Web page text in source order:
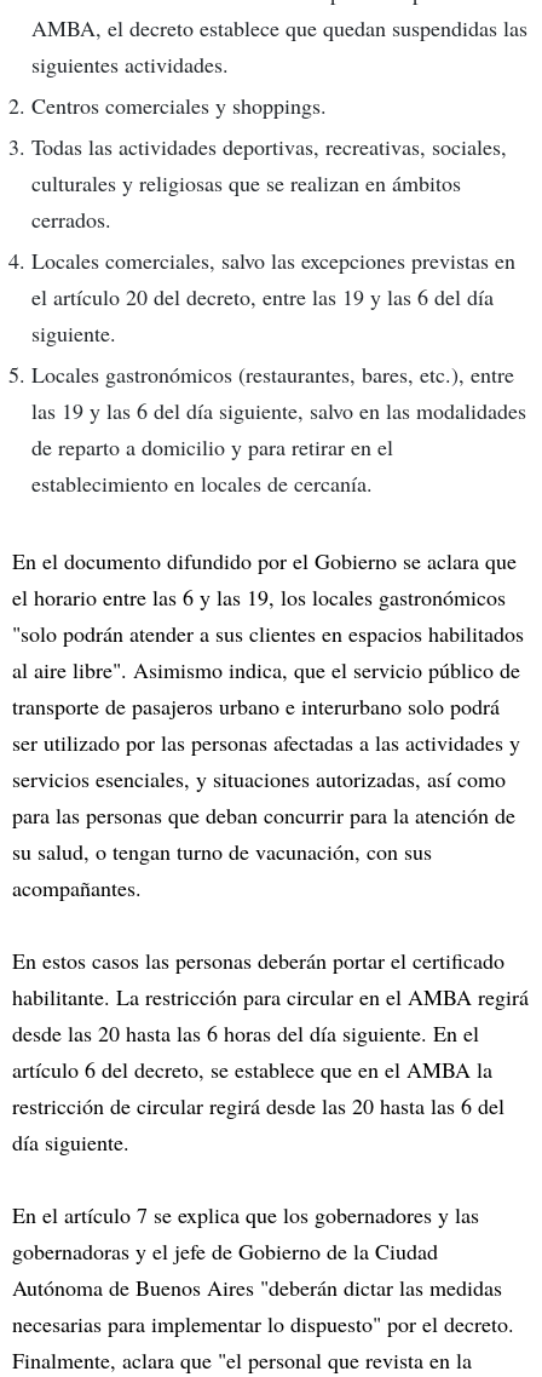
AMBA, el decreto establece que quedan suspendidas las
siguientes actividades.
Centros comerciales y shoppings.
Todas las actividades deportivas, recreativas, sociales,
culturales y religiosas que se realizan en ámbitos
cerrados.
Locales comerciales, salvo las excepciones previstas en
el artículo 20 del decreto, entre las 19 y las 6 del día
siguiente.
Locales gastronómicos (restaurantes, bares, etc.), entre
las 19 y las 6 del día siguiente, salvo en las modalidades
de reparto a domicilio y para retirar en el
establecimiento en locales de cercanía.
En el documento difundido por el Gobierno se aclara que
el horario entre las 6 y las 19, los locales gastronómicos
"solo podrán atender a sus clientes en espacios habilitados
al aire libre". Asimismo indica, que el servicio público de
transporte de pasajeros urbano e interurbano solo podrá
ser utilizado por las personas afectadas a las actividades y
servicios esenciales, y situaciones autorizadas, así como
para las personas que deban concurrir para la atención de
su salud, o tengan turno de vacunación, con sus
acompañantes.
En estos casos las personas deberán portar el certificado
habilitante. La restricción para circular en el AMBA regirá
desde las 20 hasta las 6 horas del día siguiente. En el
artículo 6 del decreto, se establece que en el AMBA la
restricción de circular regirá desde las 20 hasta las 6 del
día siguiente.
En el artículo 7 se explica que los gobernadores y las
gobernadoras y el jefe de Gobierno de la Ciudad
Autónoma de Buenos Aires "deberán dictar las medidas
necesarias para implementar lo dispuesto" por el decreto.
Finalmente, aclara que "el personal que revista en la